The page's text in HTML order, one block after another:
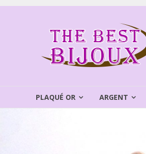
Aller
THEBEST
BIJOUX
VENTE
PLAQUÉ OR ARGENT